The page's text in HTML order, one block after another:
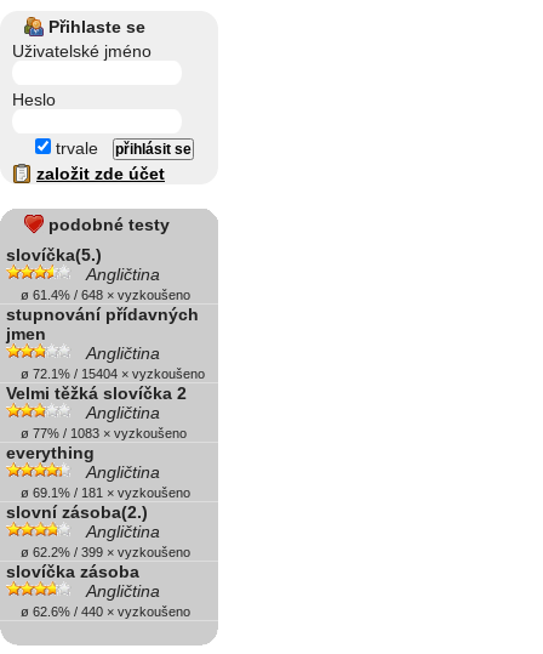
Přihlaste se
Uživatelské jméno
Heslo
trvale
založit zde účet
podobné testy
slovíčka(5.)
Angličtina
ø 61.4% / 648 × vyzkoušeno
stupnování přídavných
jmen
Angličtina
ø 72.1% / 15404 × vyzkoušeno
Velmi těžká slovíčka 2
Angličtina
ø 77% / 1083 × vyzkoušeno
everything
Angličtina
ø 69.1% / 181 × vyzkoušeno
slovní zásoba(2.)
Angličtina
ø 62.2% / 399 × vyzkoušeno
slovíčka zásoba
Angličtina
ø 62.6% / 440 × vyzkoušeno